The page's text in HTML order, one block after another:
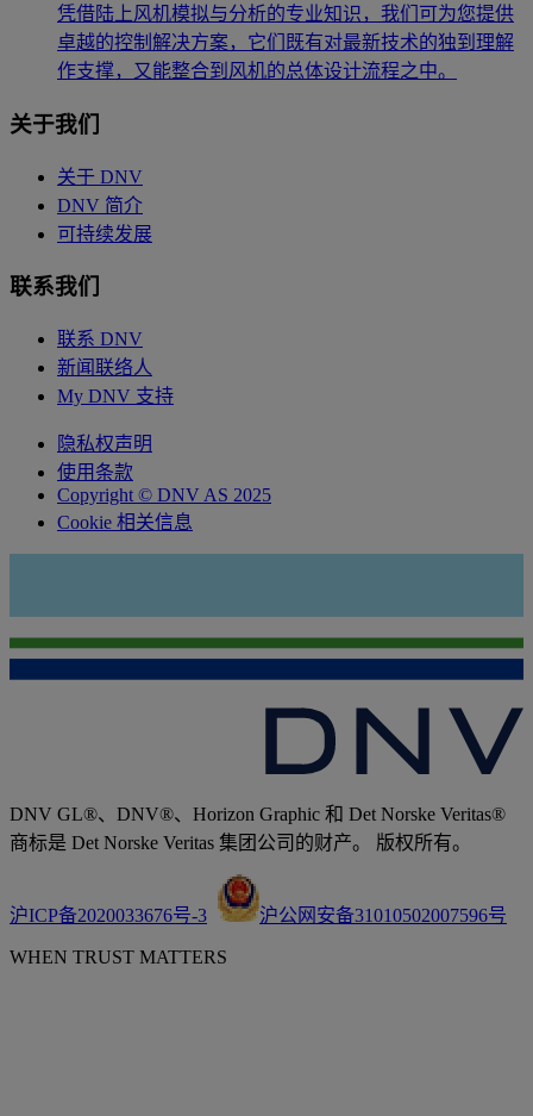
凭借陆上风机模拟与分析的专业知识，我们可为您提供
卓越的控制解决方案，它们既有对最新技术的独到理解
作支撑，又能整合到风机的总体设计流程之中。
关于我们
关于 DNV
DNV 简介
可持续发展
联系我们
联系 DNV
新闻联络人
My DNV 支持
隐私权声明
使用条款
Copyright © DNV AS 2025
Cookie 相关信息
DNV GL®、DNV®、Horizon Graphic 和 Det Norske Veritas®
商标是 Det Norske Veritas 集团公司的财产。 版权所有。
沪ICP备2020033676号-3 沪公网安备31010502007596号
WHEN TRUST MATTERS